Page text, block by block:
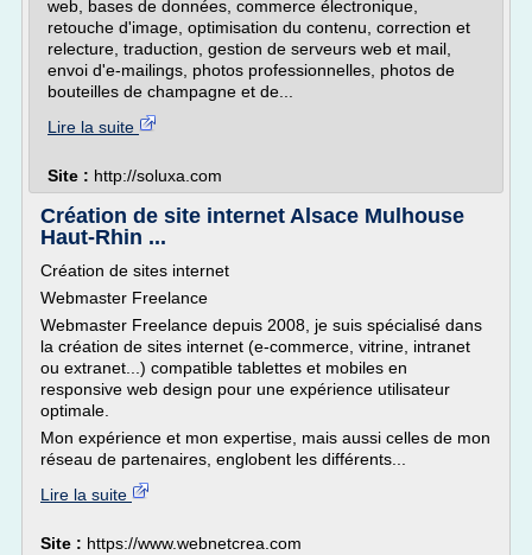
web, bases de données, commerce électronique,
retouche d'image, optimisation du contenu, correction et
relecture, traduction, gestion de serveurs web et mail,
envoi d'e-mailings, photos professionnelles, photos de
bouteilles de champagne et de...
Lire la suite
Site : http://soluxa.com
Création de site internet Alsace Mulhouse
Haut-Rhin ...
Création de sites internet
Webmaster Freelance
Webmaster Freelance depuis 2008, je suis spécialisé dans
la création de sites internet (e-commerce, vitrine, intranet
ou extranet...) compatible tablettes et mobiles en
responsive web design pour une expérience utilisateur
optimale.
Mon expérience et mon expertise, mais aussi celles de mon
réseau de partenaires, englobent les différents...
Lire la suite
Site : https://www.webnetcrea.com